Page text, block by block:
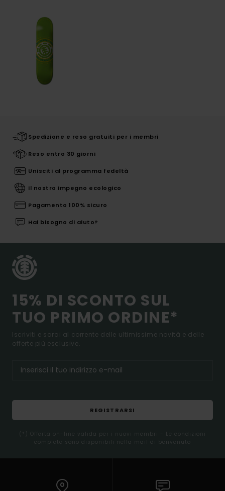
Spedizione e reso gratuiti per i membri
Reso entro 30 giorni
Unisciti al programma fedeltà
Il nostro impegno ecologico
Pagamento 100% sicuro
Hai bisogno di aiuto?
15% DI SCONTO SUL
TUO PRIMO ORDINE*
Iscriviti e sarai al corrente delle ultimissime novità e delle
offerte più esclusive.
REGISTRARSI
(*) Offerta on-line valida per i nuovi membri - Le condizioni
complete sono disponibili nella mail di benvenuto